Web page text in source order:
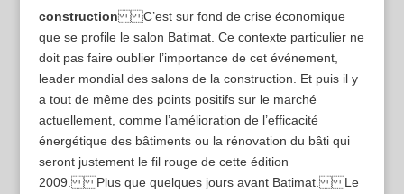
constructionC’est sur fond de crise économique
que se profile le salon Batimat. Ce contexte particulier ne
doit pas faire oublier l’importance de cet événement,
leader mondial des salons de la construction. Et puis il y
a tout de même des points positifs sur le marché
actuellement, comme l’amélioration de l’efficacité
énergétique des bâtiments ou la rénovation du bâti qui
seront justement le fil rouge de cette édition
2009. Plus que quelques jours avant Batimat. Le